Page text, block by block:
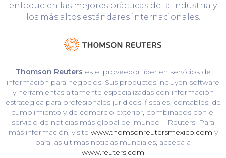
enfoque en las mejores prácticas de la industria y
los más altos estándares internacionales.
Thomson Reuters es el proveedor líder en servicios de
información para negocios. Sus productos incluyen software
y herramientas altamente especializadas con información
estratégica para profesionales jurídicos, fiscales, contables, de
cumplimiento y de comercio exterior, combinados con el
servicio de noticias más global del mundo – Reuters. Para
más información, visite www.thomsonreutersmexico.com y
para las últimas noticias mundiales, acceda a
www.reuters.com